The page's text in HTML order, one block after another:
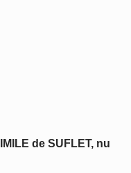
de SUFLET, nu